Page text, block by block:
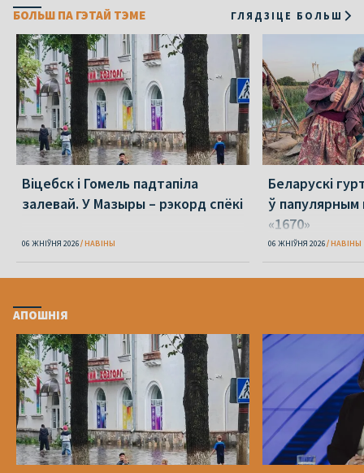
БОЛЬШ ПА ГЭТАЙ ТЭМЕ ГЛЯДЗІЦЕ БОЛЬШ
Віцебск і Гомель падтапіла
залевай. У Мазыры – рэкорд спёкі
06 ЖНІЎНЯ 2026 НАВІНЫ
Беларускі
ў папулярным
«1670»
06 ЖНІЎНЯ 2026 НАВІНЫ
АПОШНІЯ